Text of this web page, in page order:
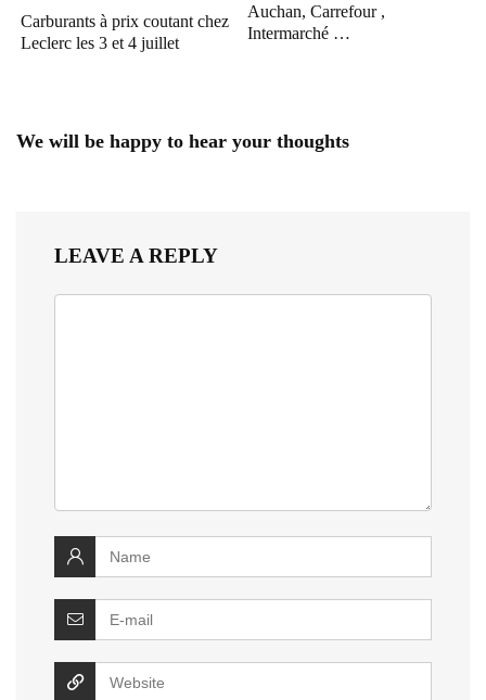
Carburants à prix coutant chez
Leclerc les 3 et 4 juillet
Auchan, Carrefour ,
Intermarché …
We will be happy to hear your thoughts
LEAVE A REPLY